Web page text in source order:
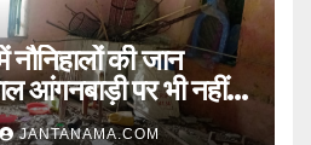
की जान
आंगनबाड़ी पर भी नहीं
JANTANAMA.COM